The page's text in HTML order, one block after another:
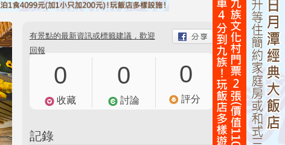
有景點的最新資訊或標籤建議，歡迎
回報
0
收藏
0
討論
0
評分
記錄